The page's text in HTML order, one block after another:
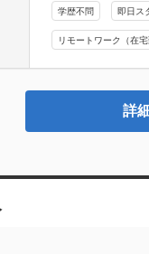
学歴不問 即日ス
リモートワーク（在
詳